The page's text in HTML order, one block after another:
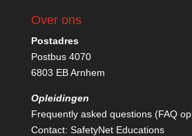
Over ons
Postadres
Postbus 4070
6803 EB Arnhem
Opleidingen
Frequently asked questions (FAQ
Contact: SafetyNet Educations